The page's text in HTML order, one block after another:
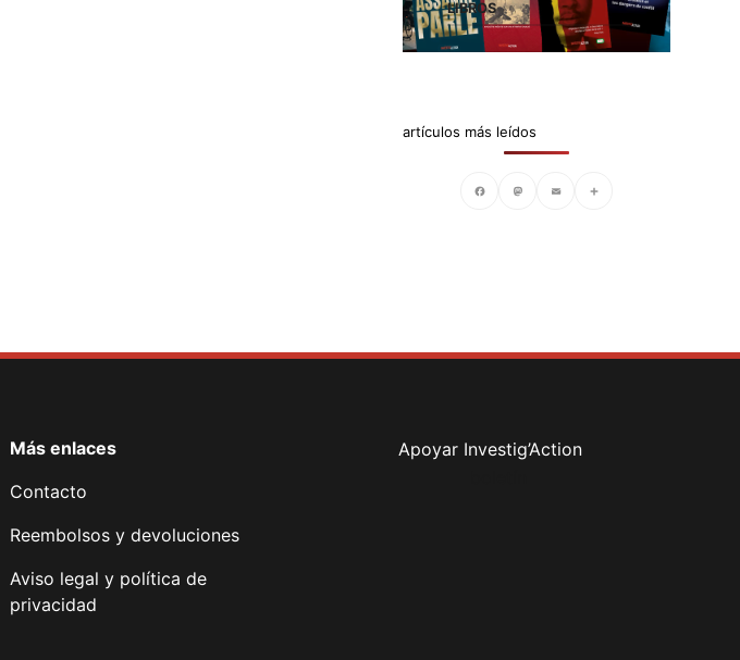
LIBROS
artículos más leídos
Más enlaces
Contacto
Reembolsos y devoluciones
Aviso legal y política de
privacidad
Apoyar Investig’Action